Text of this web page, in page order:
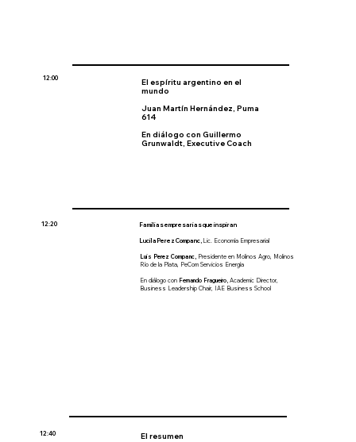
El espíritu argentino en el
mundo
Juan Martín Hernández, Puma
614
En diálogo con Guillermo
Grunwaldt, Executive Coach
12:00
Familias empresarias que inspiran
Lucila Perez Companc, Lic. Economía Empresarial
Luis Perez Companc,Presidente en Molinos Agro, Molinos
Río de la Plata, PeCom Servicios Energía
En diálogo con Fernando Fragueiro, Academic Director,
Business Leadership Chair, IAE Business School
12:20
El resumen
12:40